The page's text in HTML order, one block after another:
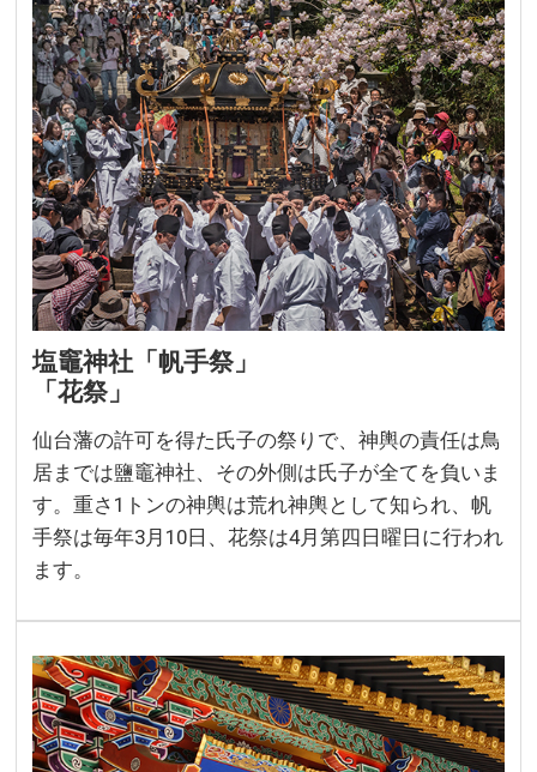
塩竈神社「帆手祭」
「花祭」
仙台藩の許可を得た氏子の祭りで、神輿の責任は鳥
居までは鹽竈神社、その外側は氏子が全てを負いま
す。重さ1トンの神輿は荒れ神輿として知られ、帆
手祭は毎年3月10日、花祭は4月第四日曜日に行われ
ます。